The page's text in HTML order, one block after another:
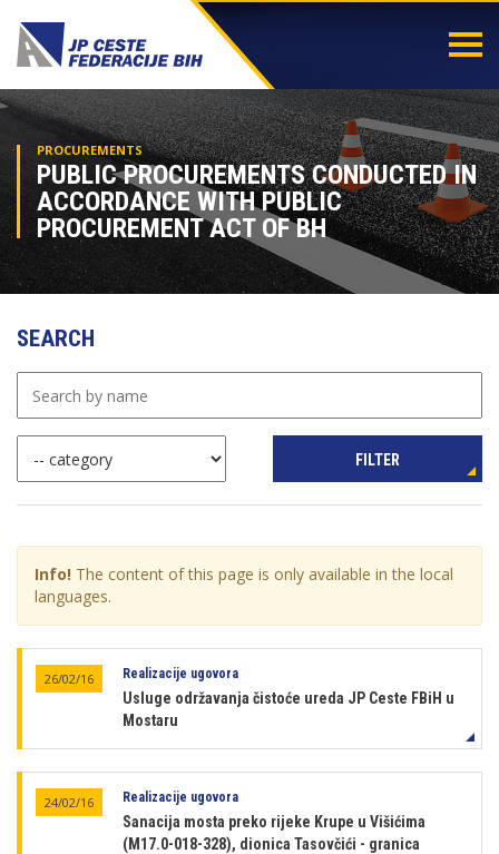
PROCUREMENTS
PUBLIC PROCUREMENTS CONDUCTED IN
ACCORDANCE WITH PUBLIC
PROCUREMENT ACT OF BH
SEARCH
FILTER
Info! The content of this page is only available in the local
languages.
26/02/16 Realizacije ugovora
Usluge održavanja čistoće ureda JP Ceste FBiH u
Mostaru
24/02/16 Realizacije ugovora
Sanacija mosta preko rijeke Krupe u Višićima
(M17.0-018-328), dionica Tasovčići - granica